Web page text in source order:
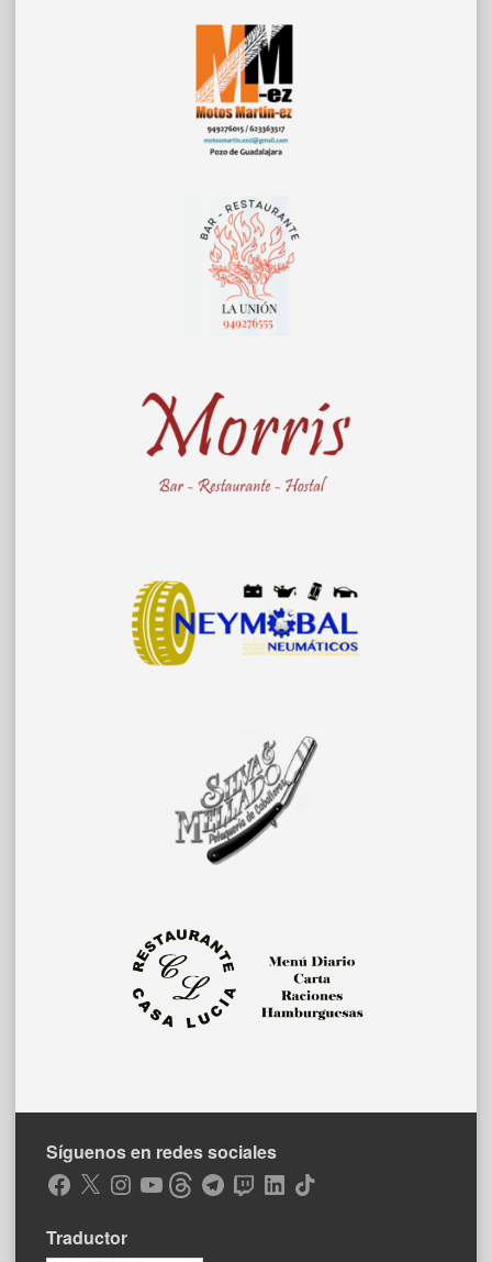
Síguenos en redes sociales
Facebook
X Instagram
YouTubeThreadsTelegramTwitchLinkedIn
TikTok
Traductor